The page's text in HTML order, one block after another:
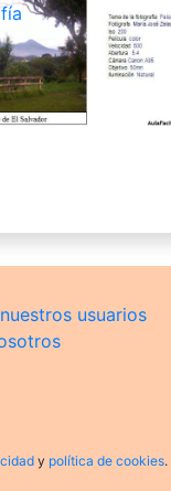
usuarios
y política de cookies.